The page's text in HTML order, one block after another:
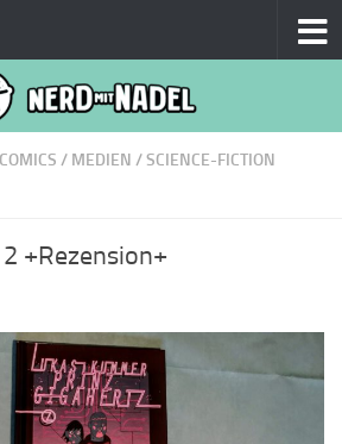
COMICS / MEDIEN /SCIENCE-FICTION
+Rezension+